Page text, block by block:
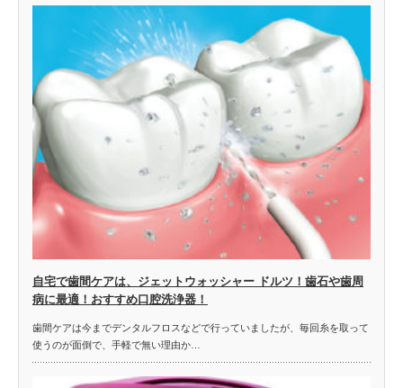
自宅で歯間ケアは、ジェットウォッシャー ドルツ！歯石や歯周
病に最適！おすすめ口腔洗浄器！
歯間ケアは今までデンタルフロスなどで行っていましたが、毎回糸を取って
使うのが面倒で、手軽で無い理由か…